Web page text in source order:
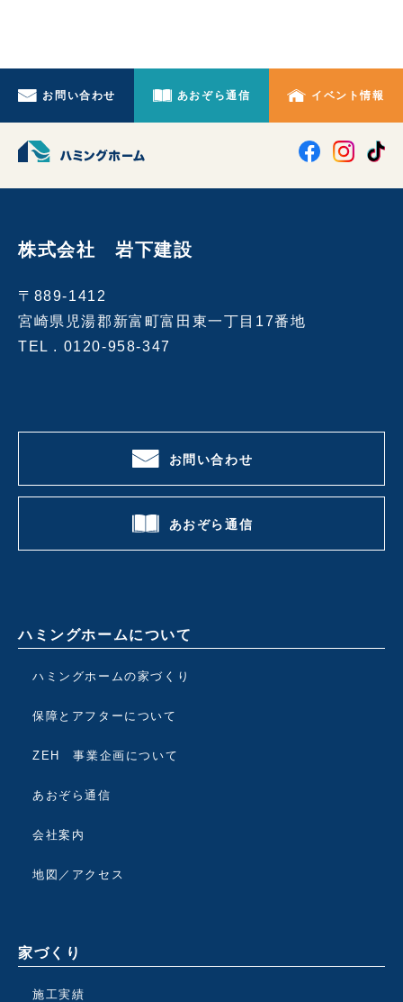
お問い合わせ あおぞら通信 イベント情報
株式会社 岩下建設
〒889-1412
宮崎県児湯郡新富町富田東一丁目17番地
TEL . 0120-958-347
お問い合わせ
あおぞら通信
ハミングホームについて
ハミングホームの家づくり
保障とアフターについて
ZEH 事業企画について
あおぞら通信
会社案内
地図／アクセス
家づくり
施工実績